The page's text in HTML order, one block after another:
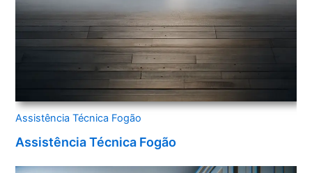
Assistência Técnica Fogão
Assistência Técnica Fogão